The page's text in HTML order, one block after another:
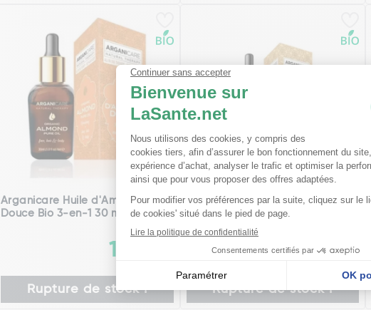
Arganicare Huile d'Amande
Douce Bio 3-en-1 30 ml
10,30€
Rupture de stock !
Arganicare Huile de Ricin Bio 3-
en-1 30 ml
13,70€
Rupture de stock !